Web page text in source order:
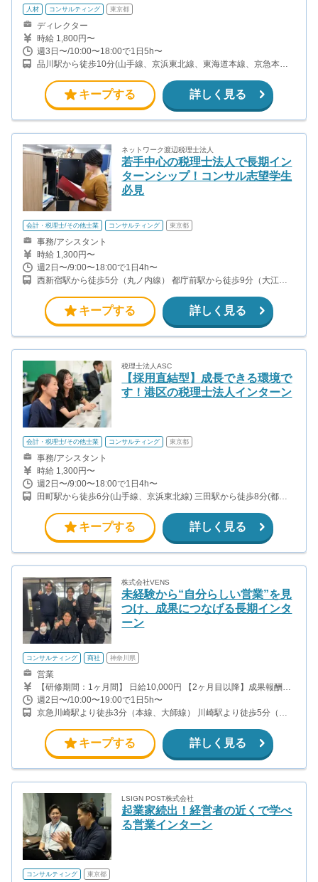
人材 コンサルティング 東京都
ディレクター
時給 1,800円〜
週3日〜/10:00〜18:00で1日5h〜
品川駅から徒歩10分(山手線、京浜東北線、東海道本線、京急本線
線）
キープする 詳しく見る
ネットワーク渡辺税理士法人
若手中心の税理士法人で長期イン
ターンシップ！コンサル志望学生
必見
会計・税理士/その他士業 コンサルティング 東京都
事務/アシスタント
時給 1,300円〜
週2日〜/9:00〜18:00で1日4h〜
西新宿駅から徒歩5分（丸ノ内線） 都庁前駅から徒歩9分（大江戸
キープする 詳しく見る
税理士法人ASC
【採用直結型】成長できる環境で
す！港区の税理士法人インターン
会計・税理士/その他士業 コンサルティング 東京都
事務/アシスタント
時給 1,300円〜
週2日〜/9:00〜18:00で1日4h〜
田町駅から徒歩6分(山手線、京浜東北線) 三田駅から徒歩8分(都営
キープする 詳しく見る
株式会社VENS
未経験から“自分らしい営業”を見
つけ、成果につなげる長期インタ
ーン
コンサルティング 商社 神奈川県
営業
【研修期間：1ヶ月間】 日給10,000円 【2ヶ月目以降】成果報酬型
・1件成約につき30,000〜50,000円 ・実力や成績次第ではボーナス
あり ・昇進制度により報酬アップあり 未経験からスタートした学
生も、先輩社員のサポートを受けながら成果を伸ばしています。 ＜
2ヶ月目以降の報酬例＞ ・週2〜3日勤務で月15万円前後 ・週4〜5
日勤務で月25万円前後 土日稼働、午後出勤、長期休暇を活用して
勤務時間を確保し、月60万円以上の報酬につながった学生もいま
す。 頑張りが報酬と自信につながる長期インターンです。
週2日〜/10:00〜19:00で1日5h〜
京急川崎駅より徒歩3分（本線、大師線） 川崎駅より徒歩5分（上
キープする 詳しく見る
LSIGN POST株式会社
起業家続出！経営者の近くで学べ
る営業インターン
コンサルティング 東京都